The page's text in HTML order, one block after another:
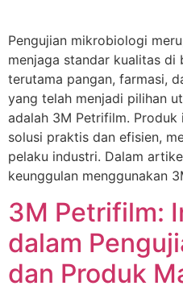
Pengujian mikrobiologi
menjaga standar kualitas
terutama pangan, farmasi,
yang telah menjadi pilihan
adalah 3M Petrifilm.
solusi praktis dan efisien,
pelaku industri. Dalam
keunggulan menggunakan
3M Petrifilm:
dalam
dan Produk